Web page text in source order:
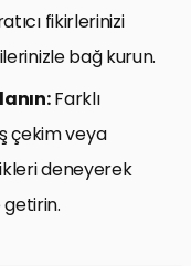
fikirlerinizi
bağ kurun.
Farklı
çekim veya
deneyerek